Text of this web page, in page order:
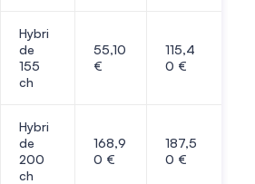
Hybri
de
155
ch
55,10
€
115,4
0 €
Hybri
de
200
ch
168,9
0 €
187,5
0 €